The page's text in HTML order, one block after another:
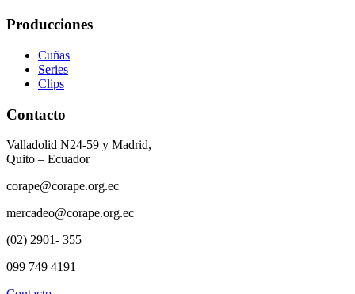
Producciones
Cuñas
Series
Clips
Contacto
Valladolid N24-59 y Madrid,
Quito – Ecuador
corape@corape.org.ec
mercadeo@corape.org.ec
(02) 2901- 355
099 749 4191